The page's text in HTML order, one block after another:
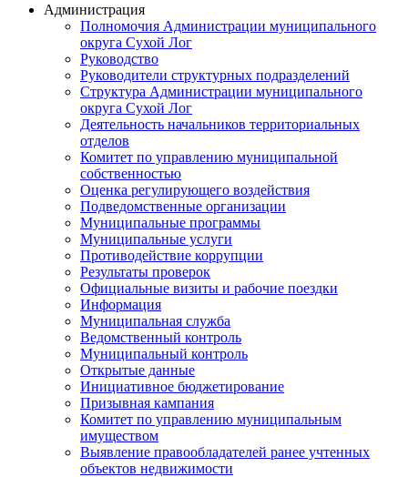
Администрация
Полномочия Администрации муниципального
округа Сухой Лог
Руководство
Руководители структурных подразделений
Структура Администрации муниципального
округа Сухой Лог
Деятельность начальников территориальных
отделов
Комитет по управлению муниципальной
собственностью
Оценка регулирующего воздействия
Подведомственные организации
Муниципальные программы
Муниципальные услуги
Противодействие коррупции
Результаты проверок
Официальные визиты и рабочие поездки
Информация
Муниципальная служба
Ведомственный контроль
Муниципальный контроль
Открытые данные
Инициативное бюджетирование
Призывная кампания
Комитет по управлению муниципальным
имуществом
Выявление правообладателей ранее учтенных
объектов недвижимости